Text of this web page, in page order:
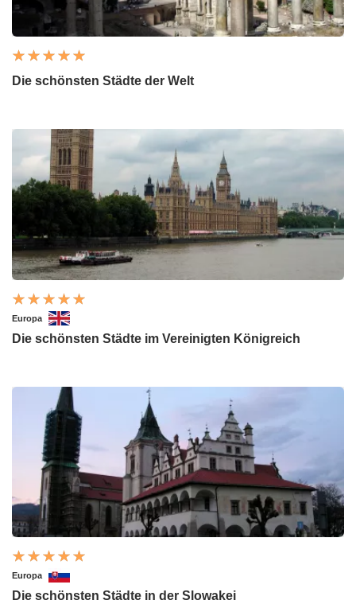
Die schönsten Städte der Welt
Europa
Die schönsten Städte im Vereinigten Königreich
Europa
Die schönsten Städte in der Slowakei